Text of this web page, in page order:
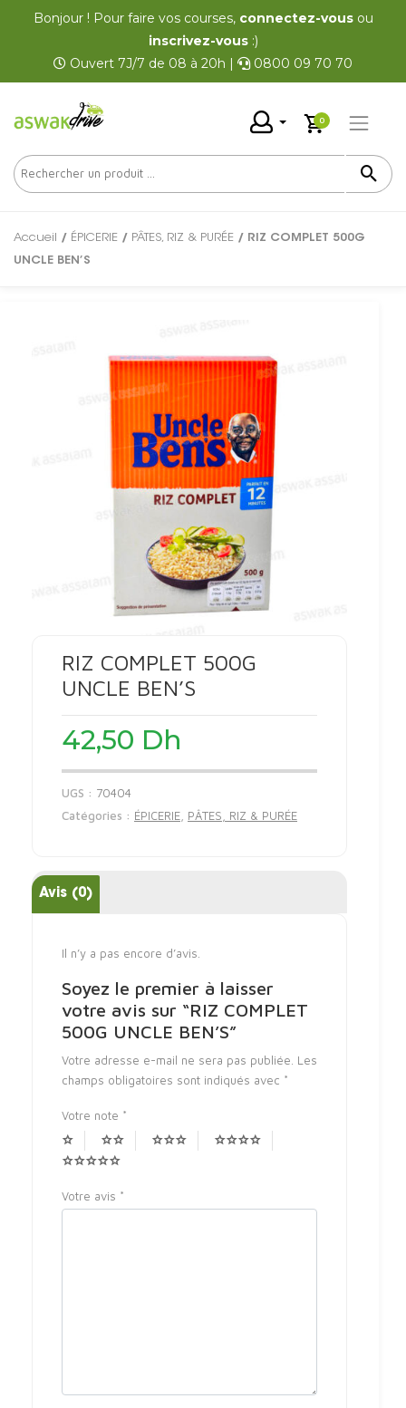
Bonjour ! Pour faire vos courses, connectez-vousou
inscrivez-vous:)
Ouvert 7J/7 de 08 à 20h |
0800 09 70 70
0
Accueil / ÉPICERIE / PÂTES, RIZ & PURÉE / RIZ COMPLET 500G
UNCLE BEN’S
RIZ COMPLET 500G
UNCLE BEN’S
42,50 Dh
UGS : 70404
Catégories : ÉPICERIE PÂTES, RIZ & PURÉE
Avis (0)
Il n’y a pas encore d’avis.
Soyez le premier à laisser
votre avis sur “RIZ COMPLET
500G UNCLE BEN’S”
Votre adresse e-mail ne sera pas publiée. Les
champs obligatoires sont indiqués avec *
Votre note *
Votre avis *